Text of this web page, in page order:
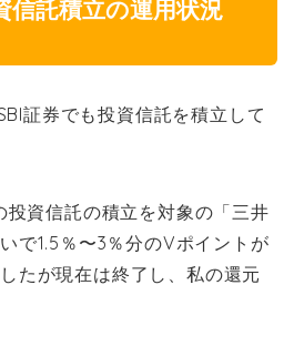
信託積立の運用状況
証券でも投資信託を積立して
投資信託の積立を対象の「三井
で1.5％〜3％分のVポイントが
たが現在は終了し、私の還元